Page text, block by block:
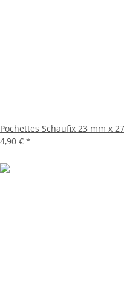
Pochettes Schaufix 23 mm x
4,90 € *